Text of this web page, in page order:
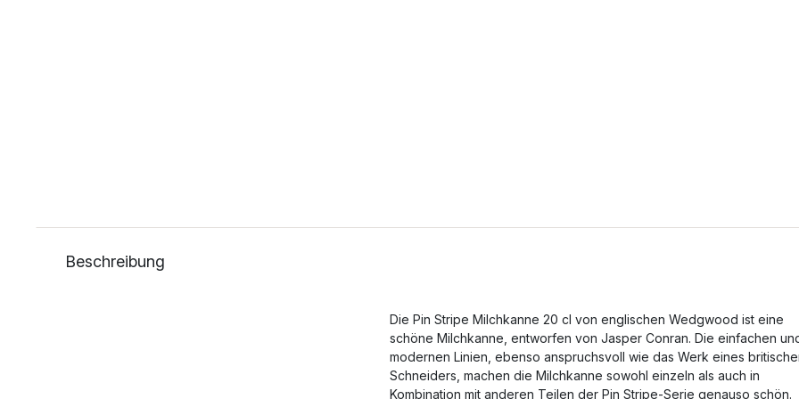
Beschreibung
Die Pin Stripe Milchkanne 20 cl von englischen Wedgwood ist eine
schöne Milchkanne, entworfen von Jasper Conran. Die einfachen
modernen Linien, ebenso anspruchsvoll wie das Werk eines
Schneiders, machen die Milchkanne sowohl einzeln als auch in
Kombination mit anderen Teilen der Pin Stripe-Serie genauso schön.